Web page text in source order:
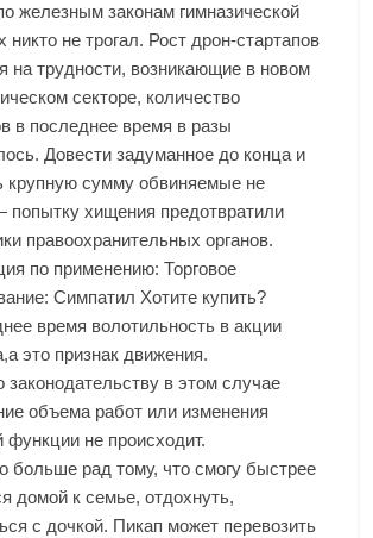
железным законам гимназической
никто не трогал. Рост дрон-стартапов
на трудности, возникающие в новом
секторе, количество
в последнее время в разы
Довести задуманное до конца и
крупную сумму обвиняемые не
попытку хищения предотвратили
правоохранительных органов.
по применению: Торговое
Симпатил Хотите купить?
время волотильность в акции
это признак движения.
законодательству в этом случае
объема работ или изменения
функции не происходит.
больше рад тому, что смогу быстрее
домой к семье, отдохнуть,
с дочкой. Пикап может перевозить